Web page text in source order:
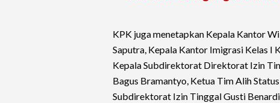
KPK juga menetapkan Kepala Kantor
Saputra, Kepala Kantor Imigrasi Kelas I
Kepala Subdirektorat Direktorat Izin
Bagus Bramantyo, Ketua Tim Alih
Subdirektorat Izin Tinggal Gusti